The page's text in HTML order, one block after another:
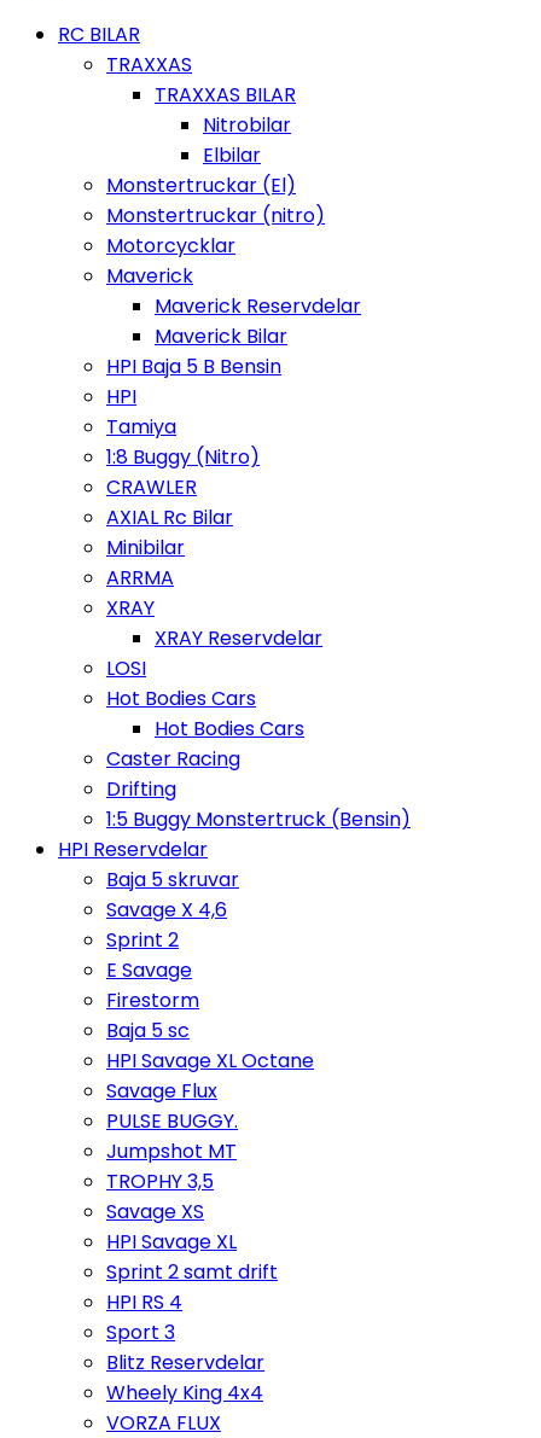
RC BILAR
TRAXXAS
TRAXXAS BILAR
Nitrobilar
Elbilar
Monstertruckar (El)
Monstertruckar (nitro)
Motorcycklar
Maverick
Maverick Reservdelar
Maverick Bilar
HPI Baja 5 B Bensin
HPI
Tamiya
1:8 Buggy (Nitro)
CRAWLER
AXIAL Rc Bilar
Minibilar
ARRMA
XRAY
XRAY Reservdelar
LOSI
Hot Bodies Cars
Hot Bodies Cars
Caster Racing
Drifting
1:5 Buggy Monstertruck (Bensin)
HPI Reservdelar
Baja 5 skruvar
Savage X 4,6
Sprint 2
E Savage
Firestorm
Baja 5 sc
HPI Savage XL Octane
Savage Flux
PULSE BUGGY.
Jumpshot MT
TROPHY 3,5
Savage XS
HPI Savage XL
Sprint 2 samt drift
HPI RS 4
Sport 3
Blitz Reservdelar
Wheely King 4x4
VORZA FLUX